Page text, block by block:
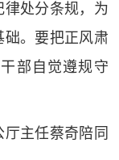
处分条规，为
。要把正风肃
部自觉遵规守
主任蔡奇陪同